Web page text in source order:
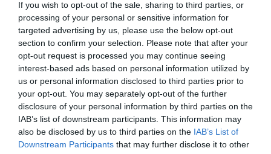
If you wish to opt-out of the sale, sharing to third parties, or
processing of your personal or sensitive information for
targeted advertising by us, please use the below opt-out
section to confirm your selection. Please note that after your
opt-out request is processed you may continue seeing
interest-based ads based on personal information utilized by
us or personal information disclosed to third parties prior to
your opt-out. You may separately opt-out of the further
disclosure of your personal information by third parties on the
IAB’s list of downstream participants. This information may
also be disclosed by us to third parties on the IAB’s List of
Downstream Participants that may further disclose it to other